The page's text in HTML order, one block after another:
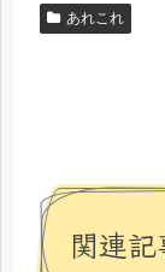
あれこれ
関連記